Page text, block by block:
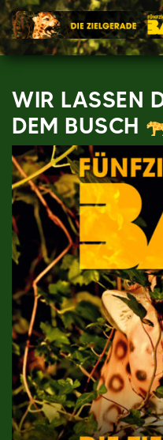
Skip
to
content
WIR LASSEN
DEM BUSCH